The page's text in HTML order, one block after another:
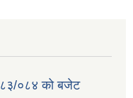
०८४ को बजेट